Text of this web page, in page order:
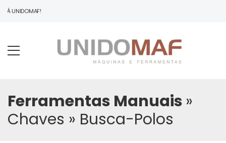
À UNIDOMAF!
Ferramentas Manuais»
Chaves » Busca-Polos